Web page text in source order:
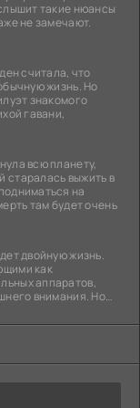
такие нюансы
не замечают.
считала, что
жизнь. Но
знакомого
гавани,
всю планету,
старалась выжить в
на
там будет очень
двойную жизнь.
как
аппаратов,
внимания. Но